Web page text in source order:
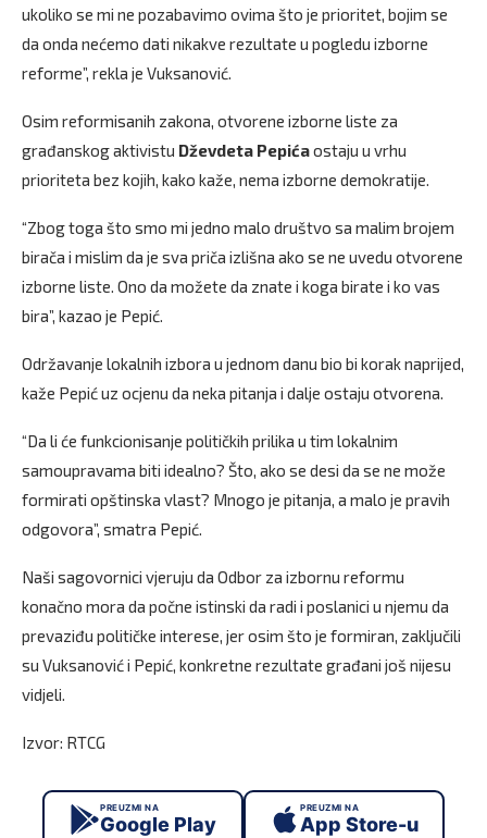
ukoliko se mi ne pozabavimo ovima što je prioritet, bojim se
da onda nećemo dati nikakve rezultate u pogledu izborne
reforme”, rekla je Vuksanović.
Osim reformisanih zakona, otvorene izborne liste za
građanskog aktivistu Dževdeta Pepićaostaju u vrhu
prioriteta bez kojih, kako kaže, nema izborne demokratije.
“Zbog toga što smo mi jedno malo društvo sa malim brojem
birača i mislim da je sva priča izlišna ako se ne uvedu otvorene
izborne liste. Ono da možete da znate i koga birate i ko vas
bira”, kazao je Pepić.
Održavanje lokalnih izbora u jednom danu bio bi korak naprijed,
kaže Pepić uz ocjenu da neka pitanja i dalje ostaju otvorena.
“Da li će funkcionisanje političkih prilika u tim lokalnim
samoupravama biti idealno? Što, ako se desi da se ne može
formirati opštinska vlast? Mnogo je pitanja, a malo je pravih
odgovora”, smatra Pepić.
Naši sagovornici vjeruju da Odbor za izbornu reformu
konačno mora da počne istinski da radi i poslanici u njemu da
prevaziđu političke interese, jer osim što je formiran, zaključili
su Vuksanović i Pepić, konkretne rezultate građani još nijesu
vidjeli.
Izvor: RTCG
PREUZMI NA
Google Play
PREUZMI NA
App Store-u